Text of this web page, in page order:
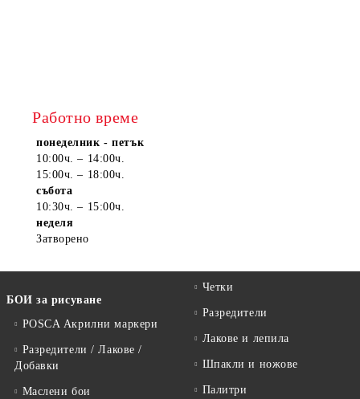
Работно време
понеделник - петък
10:00ч. – 14:00ч.
15:00ч. – 18:00ч.
събота
10:30ч. – 15:00ч.
неделя
Затворено
БОИ за рисуване
POSCA Акрилни маркери
Разредители / Лакове /
Добавки
Маслени бои
Четки
Разредители
Лакове и лепила
Шпакли и ножове
Палитри